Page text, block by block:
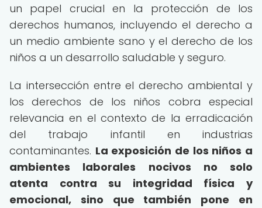
un papel crucial en la protección de los
derechos humanos, incluyendo el derecho a
un medio ambiente sano y el derecho de los
niños a un desarrollo saludable y seguro.
La intersección entre el derecho ambiental y
los derechos de los niños cobra especial
relevancia en el contexto de la erradicación
del trabajo infantil en industrias
contaminantes. La exposición de los niños a
ambientes laborales nocivos no solo
atenta contra su integridad física y
emocional, sino que también pone en